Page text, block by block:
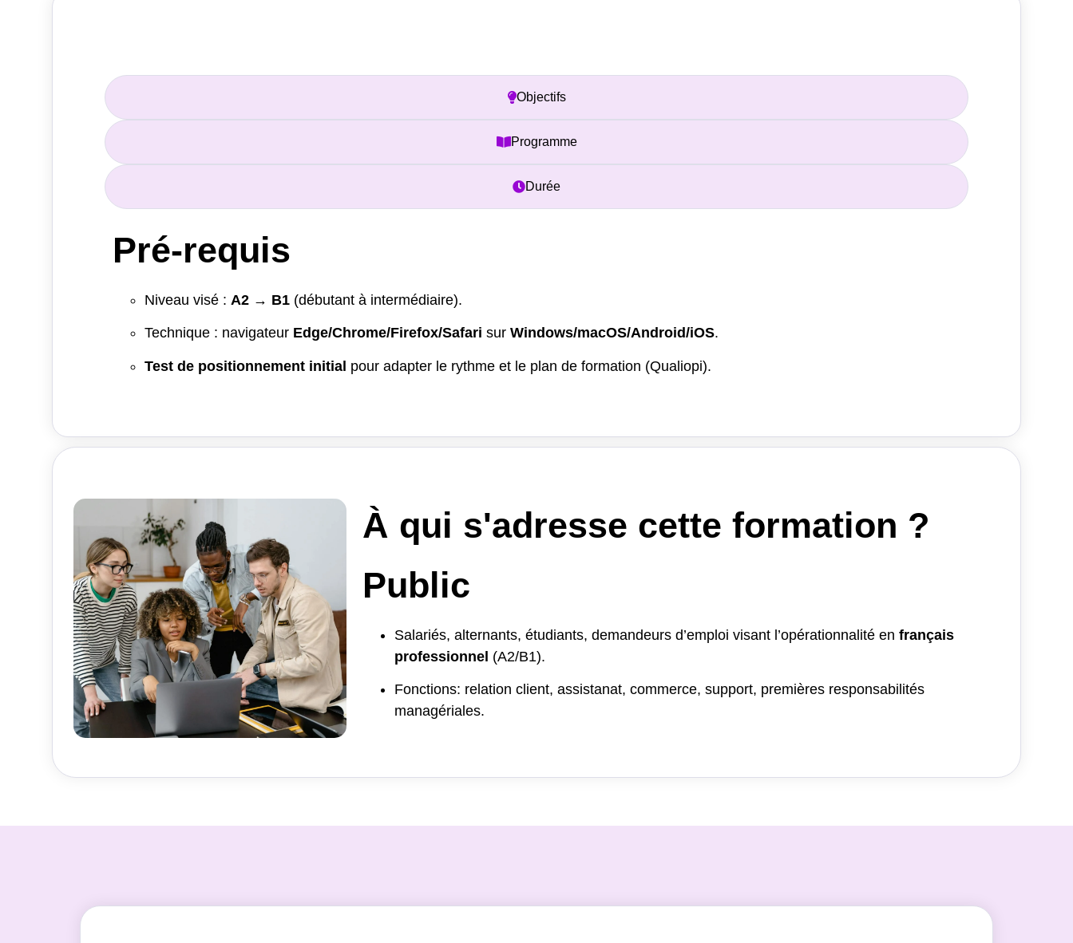
Objectifs
Programme
Durée
Pré-requis
Niveau visé : A2 → B1 (débutant à intermédiaire).
Technique : navigateur Edge/Chrome/Firefox/Safari sur Windows/macOS/Android/iOS.
Test de positionnement initial pour adapter le rythme et le plan de formation (Qualiopi).
À qui s'adresse cette formation ?
Public
Salariés, alternants, étudiants, demandeurs d’emploi visant l’opérationnalité en français
professionnel (A2/B1).
Fonctions: relation client, assistanat, commerce, support, premières responsabilités
managériales.